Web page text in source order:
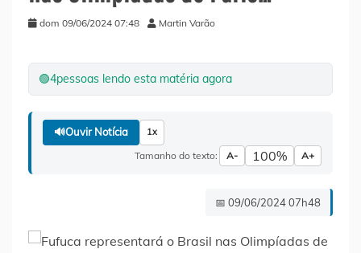
dom 09/06/2024 07:48 Martin Varão
🟢4pessoas lendo esta matéria agora
🔊Ouvir Notícia 1x
Tamanho do texto: A- 100% A+
📅 09/06/2024 07h48